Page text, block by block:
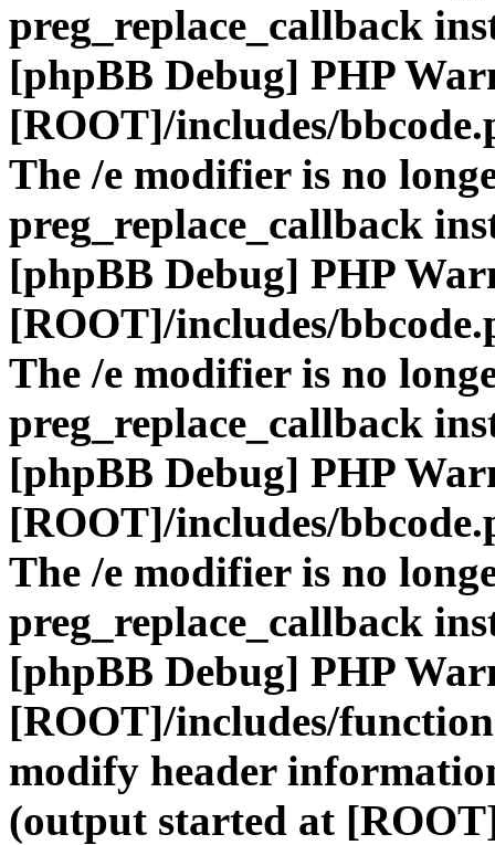
preg_replace_callback
[phpBB Debug] PHP
[ROOT]/includes/
The /e modifier is no
preg_replace_callback
[phpBB Debug] PHP
[ROOT]/includes/
The /e modifier is no
preg_replace_callback
[phpBB Debug] PHP
[ROOT]/includes/
The /e modifier is no
preg_replace_callback
[phpBB Debug] PHP
[ROOT]/includes/
modify header
(output started at